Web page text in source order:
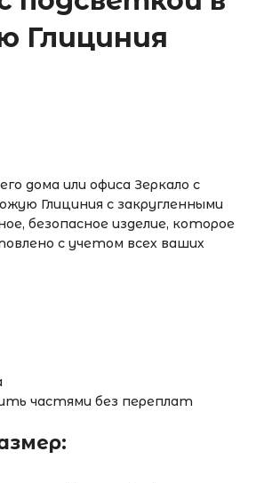
Глициния
дома или офиса Зеркало с
Глициния с закругленными
безопасное изделие, которое
с учетом всех ваших
частями без переплат